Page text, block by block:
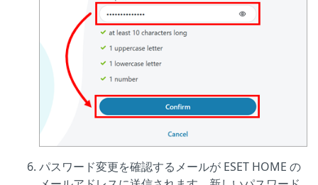
パスワード変更を確認するメールが ESET HOME の